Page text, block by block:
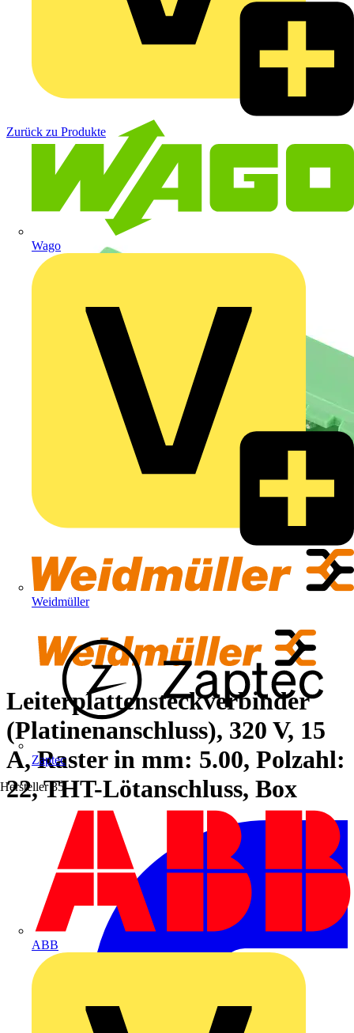
Wago
Weidmüller
Zaptec
Hersteller 35
ABB
Zurück zu Produkte
Leiterplattensteckverbinder
(Platinenanschluss), 320 V, 15
A, Raster in mm: 5.00, Polzahl:
22, THT-Lötanschluss, Box